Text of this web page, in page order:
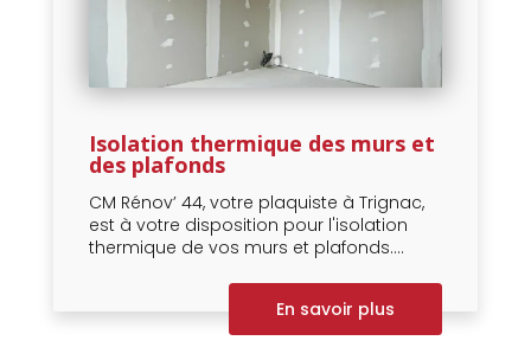
Isolation thermique des murs et
des plafonds
CM Rénov’ 44, votre plaquiste à Trignac,
est à votre disposition pour l'isolation
thermique de vos murs et plafonds....
En savoir plus